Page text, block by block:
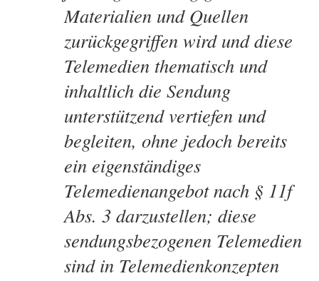
Materialien und Quellen
zurückgegriffen wird und diese
Telemedien thematisch und
inhaltlich die Sendung
unterstützend vertiefen und
begleiten, ohne jedoch bereits
ein eigenständiges
Telemedienangebot nach § 11f
Abs. 3 darzustellen; diese
sendungsbezogenen Telemedien
sind in Telemedienkonzepten